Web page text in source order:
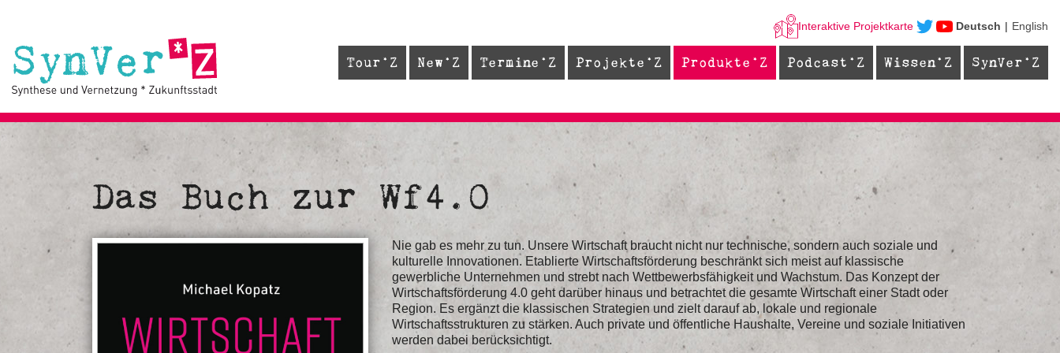
Tour New Termine Projekte Produkte Podcast Wissen SynVer
Interaktive Projektkarte Deutsch English
Das Buch zur Wf4.0
Nie gab es mehr zu tun. Unsere Wirtschaft braucht nicht nur technische, sondern auch soziale und
kulturelle Innovationen. Etablierte Wirtschaftsförderung beschränkt sich meist auf klassische
gewerbliche Unternehmen und strebt nach Wettbewerbsfähigkeit und Wachstum. Das Konzept der
Wirtschaftsförderung 4.0 geht darüber hinaus und betrachtet die gesamte Wirtschaft einer Stadt oder
Region. Es ergänzt die klassischen Strategien und zielt darauf ab, lokale und regionale
Wirtschaftsstrukturen zu stärken. Auch private und öffentliche Haushalte, Vereine und soziale Initiativen
werden dabei berücksichtigt.